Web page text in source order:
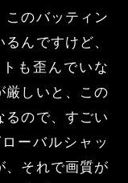
このバッティン
んですけど、
も歪んでいな
厳しいと、この
るので、すごい
ーバルシャッ
、それで画質が